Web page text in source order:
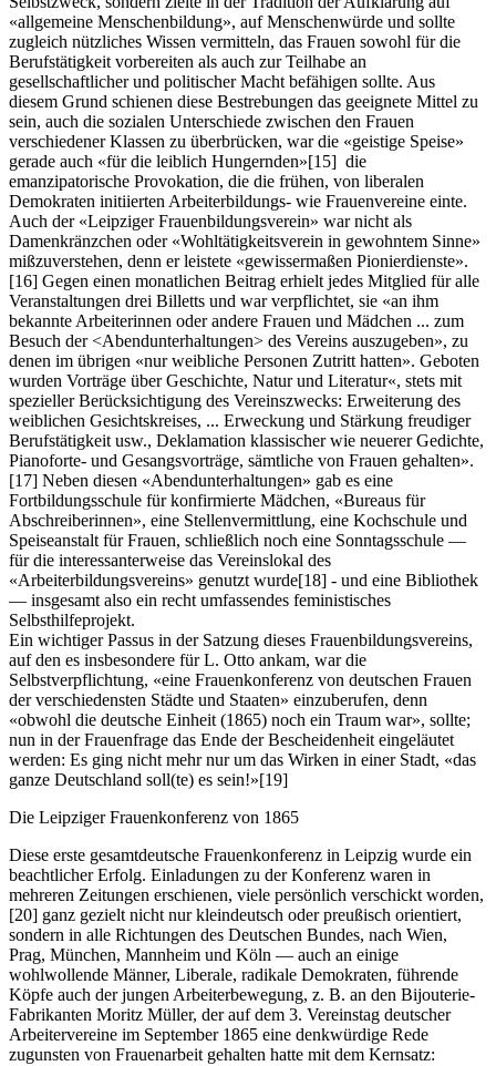
«allgemeine Menschenbildung», auf Menschenwürde und sollte
zugleich nützliches Wissen vermitteln, das Frauen sowohl für die
Berufstätigkeit vorbereiten als auch zur Teilhabe an
gesellschaftlicher und politischer Macht befähigen sollte. Aus
diesem Grund schienen diese Bestrebungen das geeignete Mittel zu
sein, auch die sozialen Unterschiede zwischen den Frauen
verschiedener Klassen zu überbrücken, war die «geistige Speise»
gerade auch «für die leiblich Hungernden»[15] die
emanzipatorische Provokation, die die frühen, von liberalen
Demokraten initiierten Arbeiterbildungs- wie Frauenvereine einte.
Auch der «Leipziger Frauenbildungsverein» war nicht als
Damenkränzchen oder «Wohltätigkeitsverein in gewohntem Sinne»
mißzuverstehen, denn er leistete «gewissermaßen Pionierdienste».
[16] Gegen einen monatlichen Beitrag erhielt jedes Mitglied für alle
Veranstaltungen drei Billetts und war verpflichtet, sie «an ihm
bekannte Arbeiterinnen oder andere Frauen und Mädchen ... zum
Besuch der <Abendunterhaltungen> des Vereins auszugeben», zu
denen im übrigen «nur weibliche Personen Zutritt hatten». Geboten
wurden Vorträge über Geschichte, Natur und Literatur«, stets mit
spezieller Berücksichtigung des Vereinszwecks: Erweiterung des
weiblichen Gesichtskreises, ... Erweckung und Stärkung freudiger
Berufstätigkeit usw., Deklamation klassischer wie neuerer Gedichte,
Pianoforte- und Gesangsvorträge, sämtliche von Frauen gehalten».
[17] Neben diesen «Abendunterhaltungen» gab es eine
Fortbildungsschule für konfirmierte Mädchen, «Bureaus für
Abschreiberinnen», eine Stellenvermittlung, eine Kochschule und
Speiseanstalt für Frauen, schließlich noch eine Sonntagsschule —
für die interessanterweise das Vereinslokal des
«Arbeiterbildungsvereins» genutzt wurde[18] - und eine Bibliothek
— insgesamt also ein recht umfassendes feministisches
Selbsthilfeprojekt.
Ein wichtiger Passus in der Satzung dieses Frauenbildungsvereins,
auf den es insbesondere für L. Otto ankam, war die
Selbstverpflichtung, «eine Frauenkonferenz von deutschen Frauen
der verschiedensten Städte und Staaten» einzuberufen, denn
«obwohl die deutsche Einheit (1865) noch ein Traum war», sollte;
nun in der Frauenfrage das Ende der Bescheidenheit eingeläutet
werden: Es ging nicht mehr nur um das Wirken in einer Stadt, «das
ganze Deutschland soll(te) es sein!»[19]
Die Leipziger Frauenkonferenz von 1865
Diese erste gesamtdeutsche Frauenkonferenz in Leipzig wurde ein
beachtlicher Erfolg. Einladungen zu der Konferenz waren in
mehreren Zeitungen erschienen, viele persönlich verschickt worden,
[20] ganz gezielt nicht nur kleindeutsch oder preußisch orientiert,
sondern in alle Richtungen des Deutschen Bundes, nach Wien,
Prag, München, Mannheim und Köln — auch an einige
wohlwollende Männer, Liberale, radikale Demokraten, führende
Köpfe auch der jungen Arbeiterbewegung, z. B. an den Bijouterie-
Fabrikanten Moritz Müller, der auf dem 3. Vereinstag deutscher
Arbeitervereine im September 1865 eine denkwürdige Rede
zugunsten von Frauenarbeit gehalten hatte mit dem Kernsatz: